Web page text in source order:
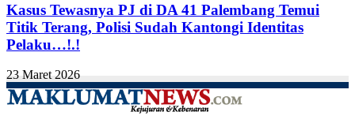
Kasus Tewasnya PJ di DA 41 Palembang Temui
Titik Terang, Polisi Sudah Kantongi Identitas
Pelaku…!.!
23 Maret 2026